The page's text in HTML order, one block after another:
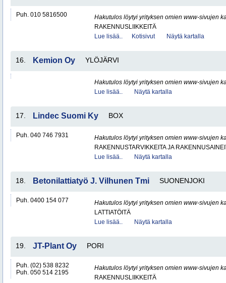
Puh. 010 5816500
Hakutulos löytyi yrityksen omien www-sivujen
RAKENNUSLIIKKEITÄ
Lue lisää..
Kotisivut Näytä kartalla
16. Kemion Oy YLÖJÄRVI
Hakutulos löytyi yrityksen omien www-sivujen
Lue lisää..
Näytä kartalla
17. Lindec Suomi Ky BOX
Puh. 040 746 7931
Hakutulos löytyi yrityksen omien www-sivujen
RAKENNUSTARVIKKEITA JA
Lue lisää..
Näytä kartalla
18. Betonilattiatyö J. Vilhunen Tmi SUONENJOKI
Puh. 0400 154 077
Hakutulos löytyi yrityksen omien www-sivujen
LATTIATÖITÄ
Lue lisää..
Näytä kartalla
19. JT-Plant Oy PORI
Puh. (02) 538 8232
Puh. 050 514 2195
Hakutulos löytyi yrityksen omien www-sivujen
RAKENNUSLIIKKEITÄ